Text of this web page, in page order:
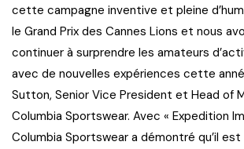
cette campagne inventive et pleine
le Grand Prix des Cannes Lions et nous
continuer à surprendre les amateurs
avec de nouvelles expériences cette
Sutton, Senior Vice President et Head of
Columbia Sportswear. Avec « Expedition
Columbia Sportswear a démontré qu’il